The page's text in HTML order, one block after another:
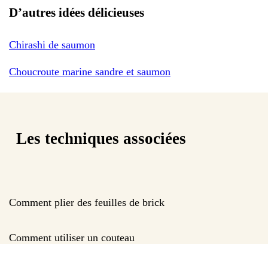
D’autres idées délicieuses
Chirashi de saumon
Choucroute marine sandre et saumon
Les techniques associées
Comment plier des feuilles de brick
Comment utiliser un couteau